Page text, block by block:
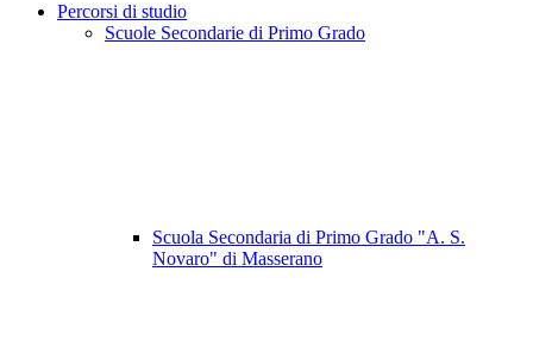
Percorsi di studio
Scuole Secondarie di Primo Grado
Scuola Secondaria di Primo Grado "A. S.
Novaro" di Masserano